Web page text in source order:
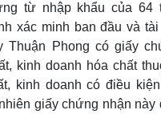
từ nhập khẩu của 64
xác minh ban đầu và
Thuận Phong có giấy
kinh doanh hóa chất
kinh doanh có điều
giấy chứng nhận này